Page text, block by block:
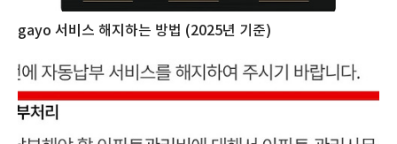
gayo 서비스 해지하는 방법 (2025년 기준)